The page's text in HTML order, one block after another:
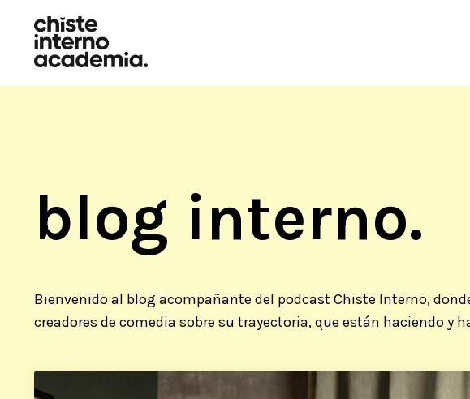
blog interno.
Bienvenido al blog acompañante del podcast Chiste Interno,
creadores de comedia sobre su trayectoria, que están haciendo y